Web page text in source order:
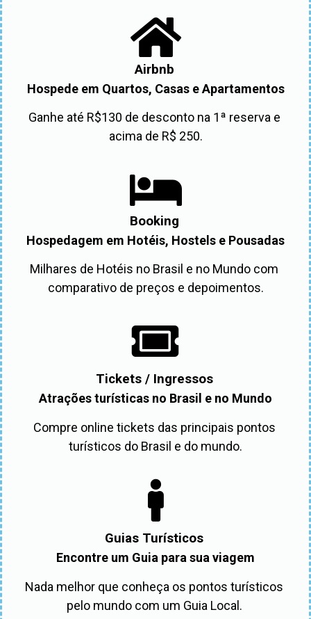
Airbnb
Hospede em Quartos, Casas e Apartamentos
Ganhe até R$130 de desconto na 1ª reserva e
acima de R$ 250.
Booking
Hospedagem em Hotéis, Hostels e Pousadas
Milhares de Hotéis no Brasil e no Mundo com
comparativo de preços e depoimentos.
Tickets / Ingressos
Atrações turísticas no Brasil e no Mundo
Compre online tickets das principais pontos
turísticos do Brasil e do mundo.
Guias Turísticos
Encontre um Guia para sua viagem
Nada melhor que conheça os pontos turísticos
pelo mundo com um Guia Local.